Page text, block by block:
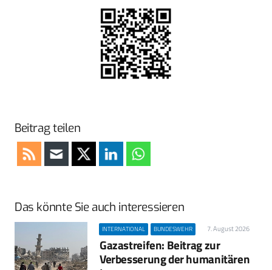
Beitrag teilen
Das könnte Sie auch interessieren
INTERNATIONAL BUNDESWEHR 7. August 2026
Gazastreifen: Beitrag zur
Verbesserung der humanitären